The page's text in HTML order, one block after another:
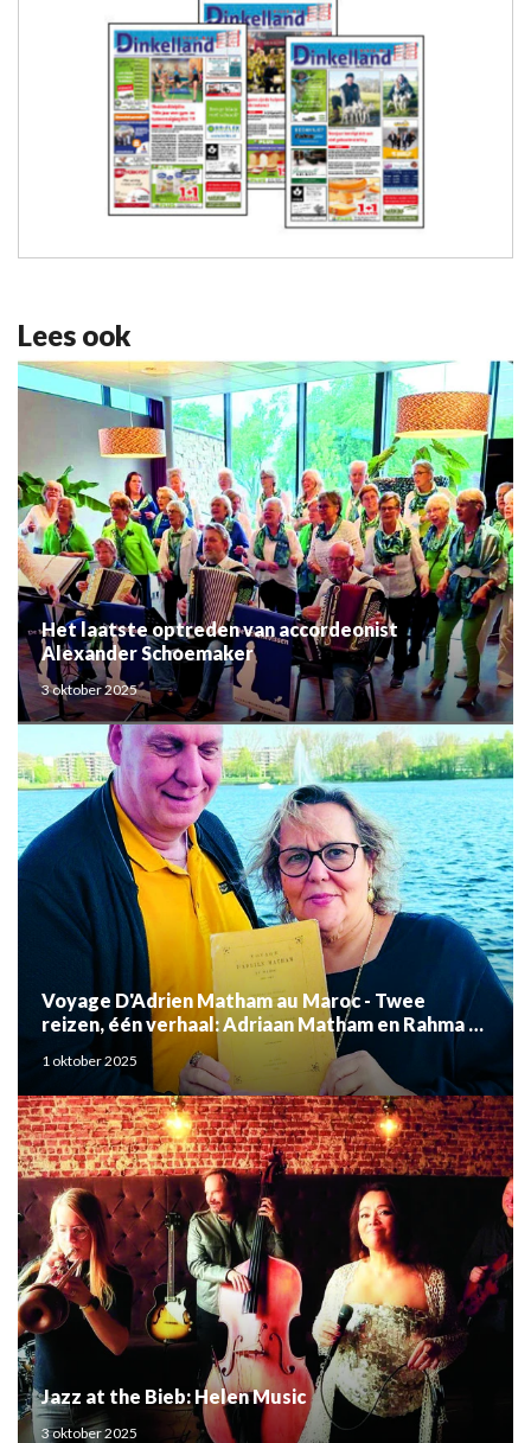
Lees ook
Het laatste optreden van accordeonist
Alexander Schoemaker
3 oktober 2025
Voyage D'Adrien Matham au Maroc - Twee
reizen, één verhaal: Adriaan Matham en Rahma el
Mouden
1 oktober 2025
Jazz at the Bieb: Helen Music
3 oktober 2025